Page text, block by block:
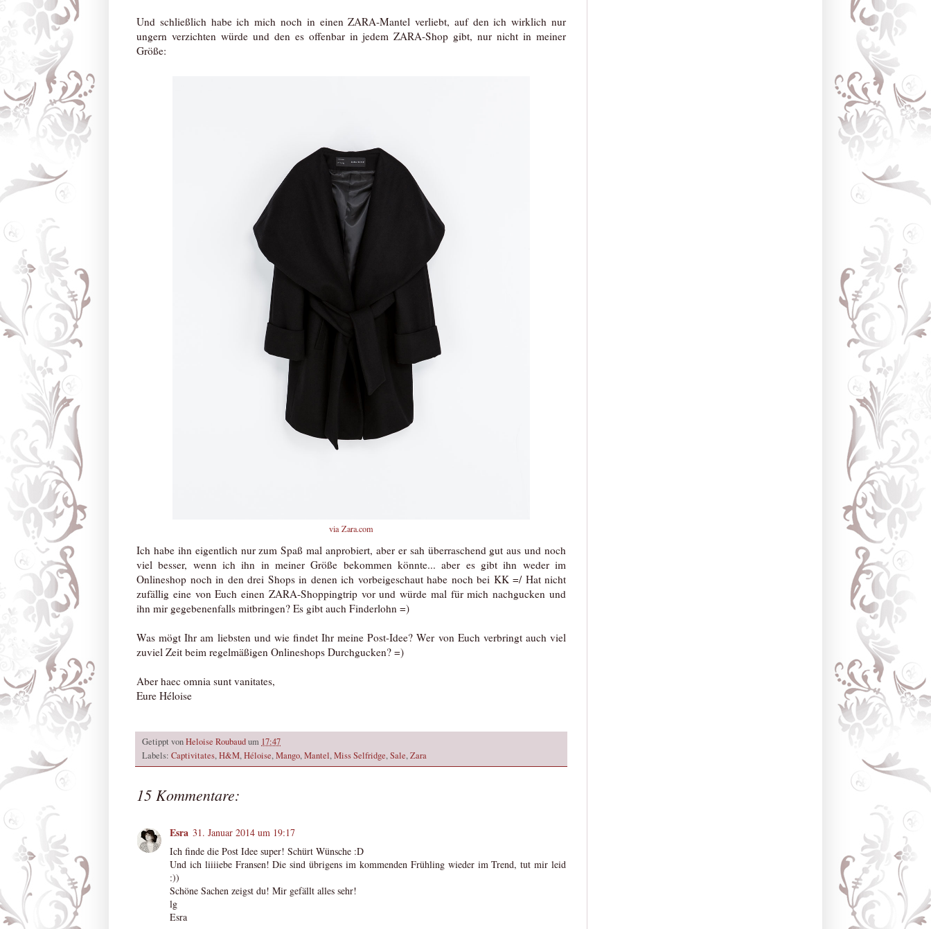
Und schließlich habe ich mich noch in einen ZARA-Mantel verliebt, auf den ich wirklich nur
ungern verzichten würde und den es offenbar in jedem ZARA-Shop gibt, nur nicht in meiner
Größe:
via Zara.com
Ich habe ihn eigentlich nur zum Spaß mal anprobiert, aber er sah überraschend gut aus und noch
viel besser, wenn ich ihn in meiner Größe bekommen könnte... aber es gibt ihn weder im
Onlineshop noch in den drei Shops in denen ich vorbeigeschaut habe noch bei KK =/ Hat nicht
zufällig eine von Euch einen ZARA-Shoppingtrip vor und würde mal für mich nachgucken und
ihn mir gegebenenfalls mitbringen? Es gibt auch Finderlohn =)
Was mögt Ihr am liebsten und wie findet Ihr meine Post-Idee? Wer von Euch verbringt auch viel
zuviel Zeit beim regelmäßigen Onlineshops Durchgucken? =)
Aber haec omnia sunt vanitates,
Eure Héloise
Getippt vonHeloise Roubaudum 17:47
Labels: Captivitates,H&M,Héloise,Mango,Mantel,Miss Selfridge,Sale,Zara
15 Kommentare:
Esra 31. Januar 2014 um 19:17
Ich finde die Post Idee super! Schürt Wünsche :D
Und ich liiiiebe Fransen! Die sind übrigens im kommenden Frühling wieder im Trend, tut mir leid
:))
Schöne Sachen zeigst du! Mir gefällt alles sehr!
lg
Esra